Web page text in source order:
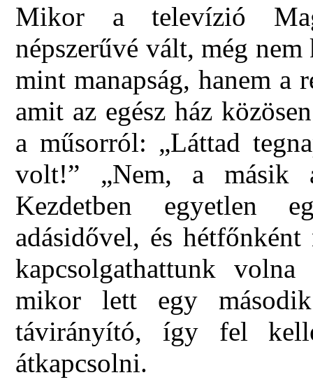
Mikor a televízió
népszerűvé vált, még
mint manapság, hanem a
amit az egész ház
a műsorról: „Láttad
volt!” „Nem, a másik
Kezdetben egyetlen
adásidővel, és
kapcsolgathattunk
mikor lett egy
távirányító, így fel
átkapcsolni.